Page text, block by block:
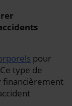
pour
type de
financièrement